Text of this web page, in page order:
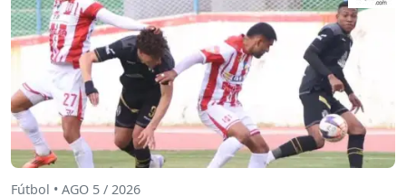
Fútbol • AGO 5 / 2026